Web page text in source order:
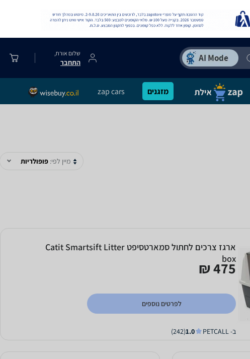
שלום אורח,
התחבר
מזגנים zap cars
מיין לפי: פופולריות
ארגז צרכים לחתול סמארטסיפט Catit Smartsift Litter
box
475 ₪
לפרטים נוספים
ב- PETCALL 1.0
(242)